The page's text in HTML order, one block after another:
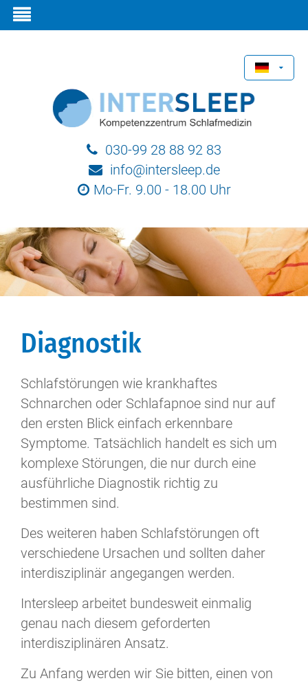
030-99 28 88 92 83
info@intersleep.de
Mo-Fr. 9.00 - 18.00 Uhr
Diagnostik
Schlafstörungen wie krankhaftes
Schnarchen oder Schlafapnoe sind nur auf
den ersten Blick einfach erkennbare
Symptome. Tatsächlich handelt es sich um
komplexe Störungen, die nur durch eine
ausführliche Diagnostik richtig zu
bestimmen sind.
Des weiteren haben Schlafstörungen oft
verschiedene Ursachen und sollten daher
interdisziplinär angegangen werden.
Intersleep arbeitet bundesweit einmalig
genau nach diesem geforderten
interdisziplinären Ansatz.
Zu Anfang werden wir Sie bitten, einen von